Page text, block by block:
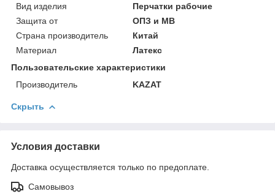
Вид изделия
Перчатки рабочие
Защита от
ОПЗ и МВ
Страна производитель
Китай
Материал
Латекс
Пользовательские характеристики
Производитель
KAZAT
Скрыть
Условия доставки
Доставка осуществляется только по предоплате.
Самовывоз